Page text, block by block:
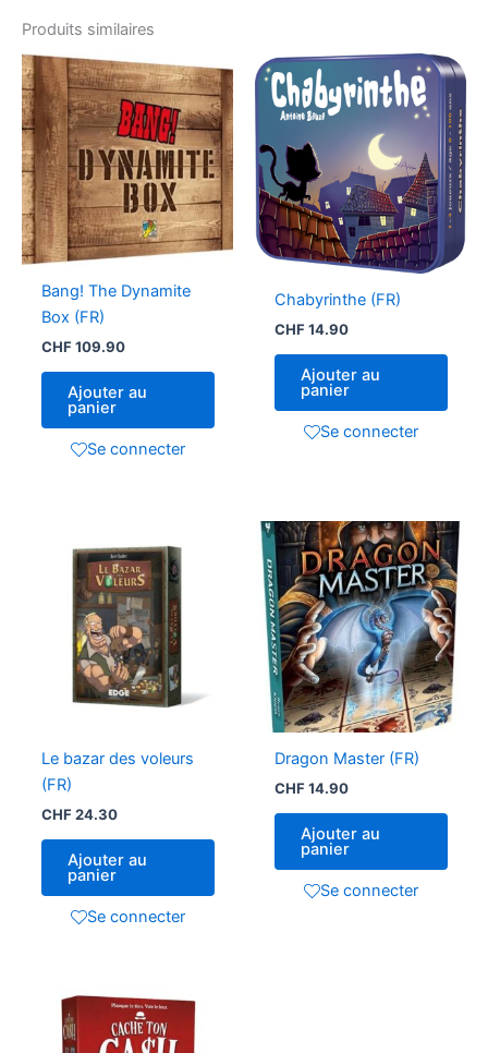
Produits similaires
Bang! The Dynamite
Box (FR)
CHF109.90
Ajouter au
panier
Se connecter
Chabyrinthe (FR)
CHF14.90
Ajouter au
panier
Se connecter
Le bazar des voleurs
(FR)
CHF24.30
Ajouter au
panier
Se connecter
Dragon Master (FR)
CHF14.90
Ajouter au
panier
Se connecter